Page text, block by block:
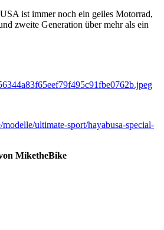
ist immer noch ein geiles Motorrad,
zweite Generation über mehr als ein
ultimate-sport/hayabusa-special-
MiketheBike